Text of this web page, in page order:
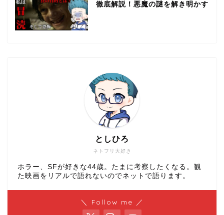
徹底解説！悪魔の謎を解き明かす
ネトフリ大好き
としひろ
ホラー、SFが好きな44歳。たまに考察したくなる。観
た映画をリアルで語れないのでネットで語ります。
＼ Follow me ／